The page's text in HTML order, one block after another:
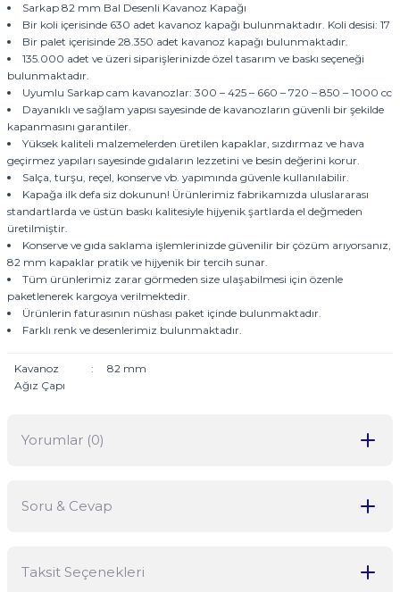
Sarkap 82 mm Bal Desenli Kavanoz Kapağı
Bir koli içerisinde 630 adet kavanoz kapağı bulunmaktadır. Koli desisi: 17
Bir palet içerisinde 28.350 adet kavanoz kapağı bulunmaktadır.
135.000 adet ve üzeri siparişlerinizde özel tasarım ve baskı seçeneği
bulunmaktadır.
Uyumlu Sarkap cam kavanozlar: 300 – 425 – 660 – 720 – 850 – 1000 cc
Dayanıklı ve sağlam yapısı sayesinde de kavanozların güvenli bir şekilde
kapanmasını garantiler.
Yüksek kaliteli malzemelerden üretilen kapaklar, sızdırmaz ve hava
geçirmez yapıları sayesinde gıdaların lezzetini ve besin değerini korur.
Salça, turşu, reçel, konserve vb. yapımında güvenle kullanılabilir.
Kapağa ilk defa siz dokunun! Ürünlerimiz fabrikamızda uluslararası
standartlarda ve üstün baskı kalitesiyle hijyenik şartlarda el değmeden
üretilmiştir.
Konserve ve gıda saklama işlemlerinizde güvenilir bir çözüm arıyorsanız,
82 mm kapaklar pratik ve hijyenik bir tercih sunar.
Tüm ürünlerimiz zarar görmeden size ulaşabilmesi için özenle
paketlenerek kargoya verilmektedir.
Ürünlerin faturasının nüshası paket içinde bulunmaktadır.
Farklı renk ve desenlerimiz bulunmaktadır.
Kavanoz
Ağız Çapı
: 82 mm
Yorumlar (0)
Soru & Cevap
Taksit Seçenekleri